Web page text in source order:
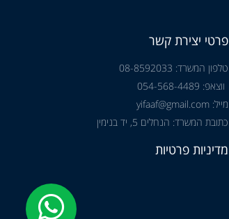
פרטי יצירת קשר
טלפון המשרד: 08-8592033
ווצאפ: 054-568-4489
מייל: yifaaf@gmail.com
כתובת המשרד: הנחלים 5, יד בנימין
מדיניות פרטיות